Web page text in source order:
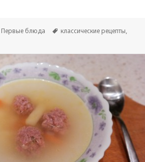
Рубрики
Первые блюда Метки
классические рецепты,